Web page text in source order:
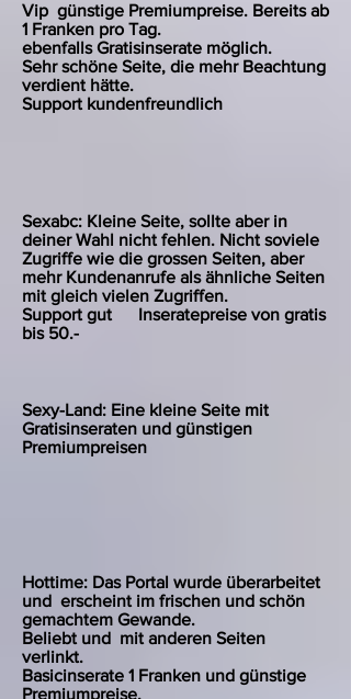
Vip günstige Premiumpreise. Bereits ab
1 Franken pro Tag.
ebenfalls Gratisinserate möglich.
Sehr schöne Seite, die mehr Beachtung
verdient hätte.
Support kundenfreundlich
Sexabc: Kleine Seite, sollte aber in
deiner Wahl nicht fehlen. Nicht soviele
Zugriffe wie die grossen Seiten, aber
mehr Kundenanrufe als ähnliche Seiten
mit gleich vielen Zugriffen.
Support gut Inseratepreise von gratis
bis 50.-
Sexy-Land: Eine kleine Seite mit
Gratisinseraten und günstigen
Premiumpreisen
Hottime: Das Portal wurde überarbeitet
und erscheint im frischen und schön
gemachtem Gewande.
Beliebt und mit anderen Seiten
verlinkt.
Basicinserate 1 Franken und günstige
Premiumpreise.